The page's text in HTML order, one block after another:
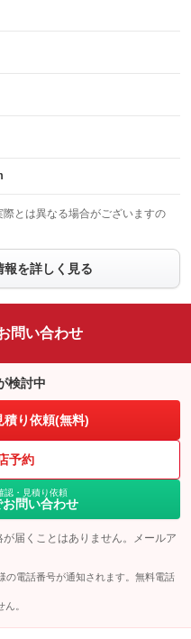
シートヒーター
：装備なし
フロントカメラ
：装備なし
全周囲カメラ
：装備なし
ルーフレール
：装備なし
ヘッドライトウォッシャー
とは異なる場合がございますの
報を詳しく見る
問い合わせ
検討中
積り依頼(無料)
予約
認・見積り依頼
問い合わせ
届くことはありません。メールア
電話番号が通知されます。無料電話
。